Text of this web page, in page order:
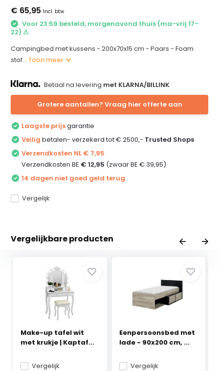
€ 65,95 Incl. btw
Voor 23:59 besteld, morgenavond thuis (ma-vrij 17-
22) ⚠
Campingbed met kussens - 200x70x15 cm - Paars - Foam
stof...Toon meer
Betaal na levering met KLARNA/BILLINK
Grotere aantallen? Vraag hier offerte aan
Laagste prijsgarantie
Veilig betalen- verzekerd tot € 2500,- Trusted Shops
Verzendkosten NL € 7,95
Verzendkosten BE € 12,95 (zwaar BE € 39,95)
14 dagen niet goed geld terug
Vergelijk
Vergelijkbare producten
Make-up tafel wit
met krukje | Kaptaf...
Vergelijk
Eenpersoonsbed met
lade - 90x200 cm, ...
Vergelijk